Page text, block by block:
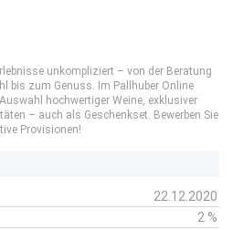
unkompliziert – von der Beratung
bis zum Genuss. Im Pallhuber Online
hochwertiger Weine, exklusiver
– auch als Geschenkset. Bewerben Sie
Provisionen!
22.12.2020
2 %